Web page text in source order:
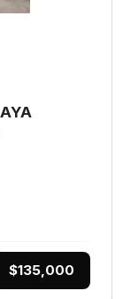
$135,000